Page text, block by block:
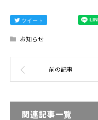
ツイート
お知らせ
関連記事一覧